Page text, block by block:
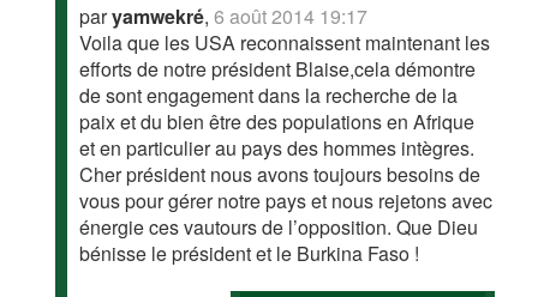
paryamwekré,6 août 2014 19:17
Voila que les USA reconnaissent maintenant les
efforts de notre président Blaise,cela démontre
de sont engagement dans la recherche de la
paix et du bien être des populations en Afrique
et en particulier au pays des hommes intègres.
Cher président nous avons toujours besoins de
vous pour gérer notre pays et nous rejetons avec
énergie ces vautours de l’opposition. Que Dieu
bénisse le président et le Burkina Faso !